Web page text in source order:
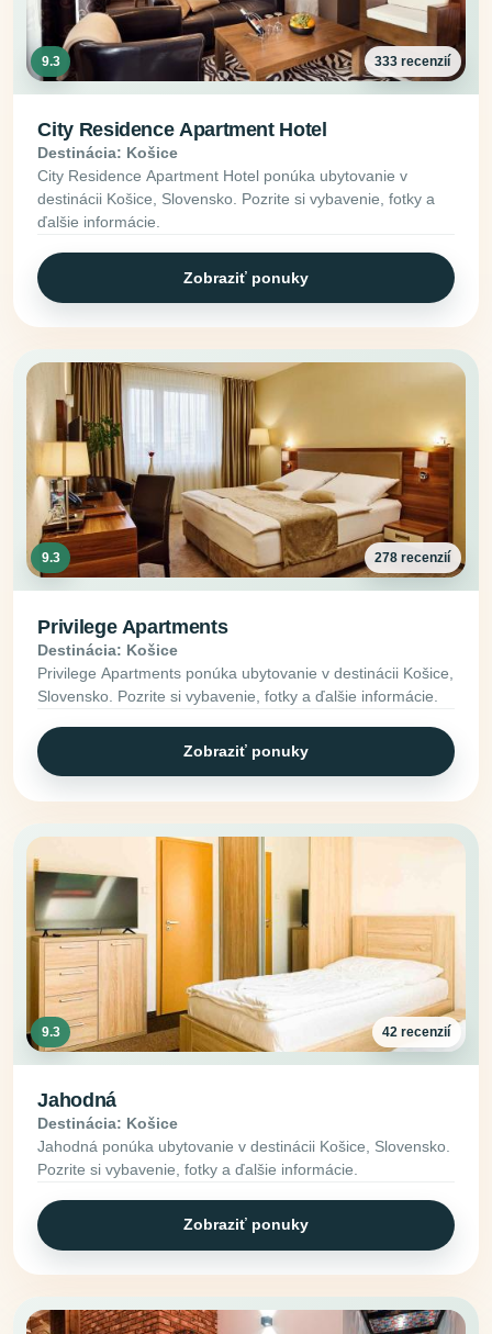
9.3 333 recenzií
City Residence Apartment Hotel
Destinácia: Košice
City Residence Apartment Hotel ponúka ubytovanie v
destinácii Košice, Slovensko. Pozrite si vybavenie, fotky a
ďalšie informácie.
Zobraziť ponuky
9.3 278 recenzií
Privilege Apartments
Destinácia: Košice
Privilege Apartments ponúka ubytovanie v destinácii Košice,
Slovensko. Pozrite si vybavenie, fotky a ďalšie informácie.
Zobraziť ponuky
9.3 42 recenzií
Jahodná
Destinácia: Košice
Jahodná ponúka ubytovanie v destinácii Košice, Slovensko.
Pozrite si vybavenie, fotky a ďalšie informácie.
Zobraziť ponuky